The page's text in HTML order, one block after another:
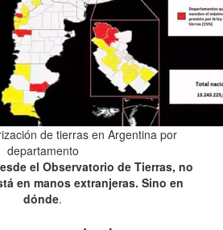
de tierras en Argentina por
departamento
el Observatorio de Tierras, no
en manos extranjeras. Sino en
dónde.